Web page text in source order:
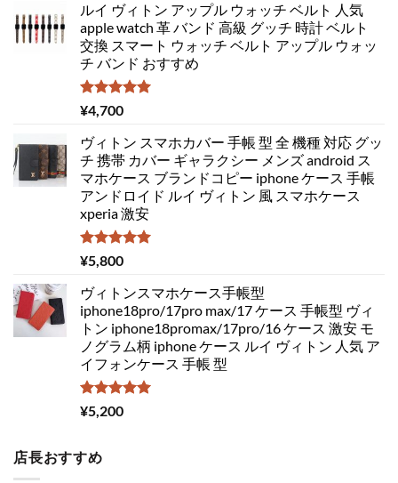
ルイ ヴィトン アップル ウォッチ ベルト 人気
apple watch 革 バンド 高級 グッチ 時計 ベルト
交換 スマート ウォッチ ベルト アップル ウォッ
チ バンド おすすめ
5段階中
5.00
¥4,700
ヴィトン スマホカバー 手帳 型 全 機種 対応 グッ
チ 携帯 カバー ギャラクシー メンズ android ス
マホケース ブランドコピー iphone ケース 手帳
アンドロイド ルイ ヴィトン 風 スマホケース
xperia 激安
5段階中
5.00
¥5,800
ヴィトンスマホケース手帳型
iphone18pro/17pro max/17 ケース 手帳型 ヴィ
トン iphone18promax/17pro/16 ケース 激安 モ
ノグラム柄 iphone ケース ルイ ヴィトン 人気 ア
イフォンケース 手帳 型
5段階中
5.00
¥5,200
店長おすすめ